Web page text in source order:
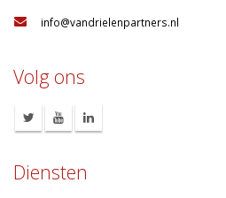
info@vandrielenpartners.nl
Volg ons
Diensten